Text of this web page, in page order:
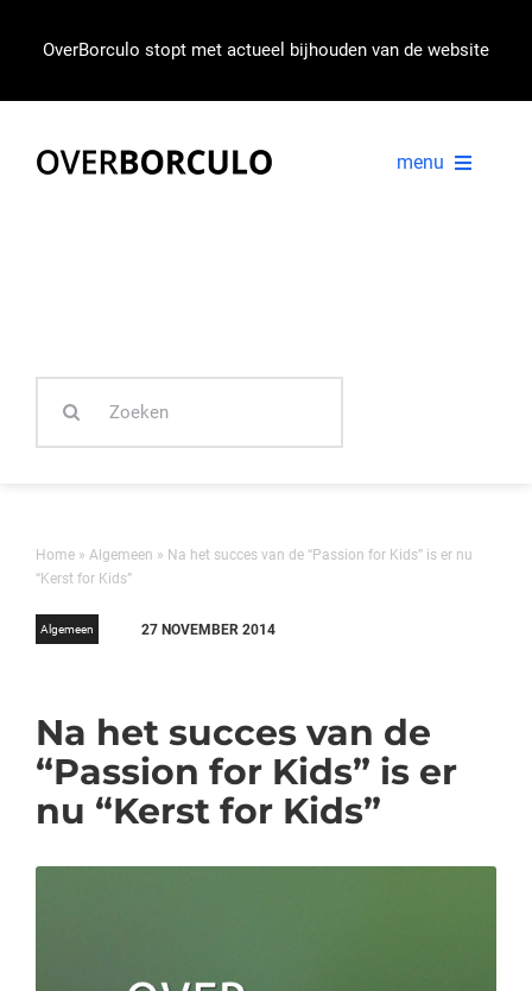
OverBorculo stopt met actueel bijhouden van de website
menu
naar:
Home» Algemeen » Na het succes van de “Passion for Kids” is er nu
“Kerst for Kids”
Algemeen 27 NOVEMBER 2014
Na het succes van de
“Passion for Kids” is er
nu “Kerst for Kids”